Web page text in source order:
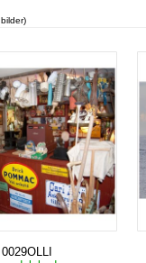
bilder)
0029OLLI